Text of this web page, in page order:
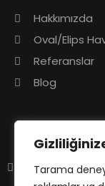
Tarama
Hakkımızda
Oval/Elips
Referanslar
Blog
Adres
Çatalmeşe
Alemdağ /